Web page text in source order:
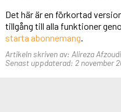
Det här är en förkortad
tillgång till alla funktioner
starta abonnemang.
Artikeln skriven av: Alireza
Senast uppdaterad: 2 november